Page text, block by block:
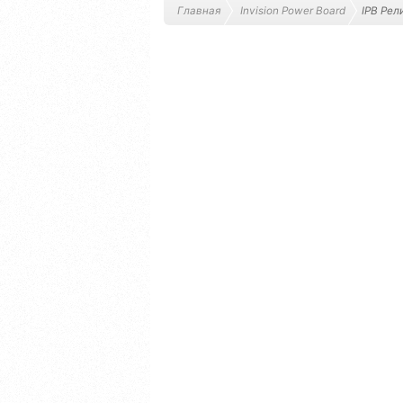
Главная Invision Power Board IPB